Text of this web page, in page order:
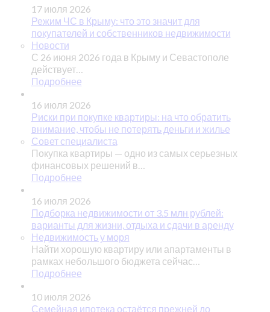
17 июля 2026
Режим ЧС в Крыму: что это значит для
покупателей и собственников недвижимости
Новости
С 26 июня 2026 года в Крыму и Севастополе
действует…
Подробнее
16 июля 2026
Риски при покупке квартиры: на что обратить
внимание, чтобы не потерять деньги и жилье
Совет специалиста
Покупка квартиры — одно из самых серьезных
финансовых решений в…
Подробнее
16 июля 2026
Подборка недвижимости от 3.5 млн рублей:
варианты для жизни, отдыха и сдачи в аренду
Недвижимость у моря
Найти хорошую квартиру или апартаменты в
рамках небольшого бюджета сейчас…
Подробнее
10 июля 2026
Семейная ипотека остаётся прежней до